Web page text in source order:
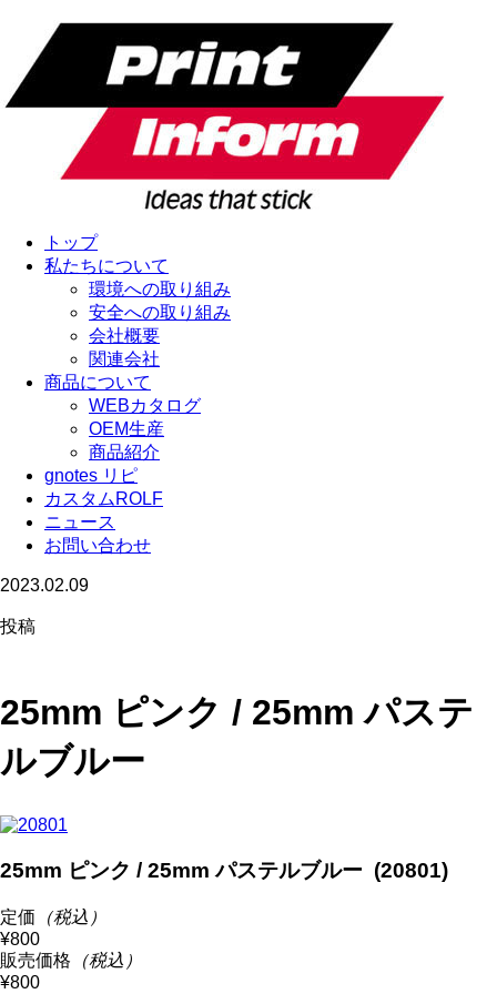
トップ
私たちについて
環境への取り組み
安全への取り組み
会社概要
関連会社
商品について
WEBカタログ
OEM生産
商品紹介
gnotes リピ
カスタムROLF
ニュース
お問い合わせ
2023.02.09
投稿
25mm ピンク / 25mm パステ
ルブルー
25mm ピンク / 25mm パステルブルー (20801)
定価 （税込）
¥800
販売価格 （税込）
¥800